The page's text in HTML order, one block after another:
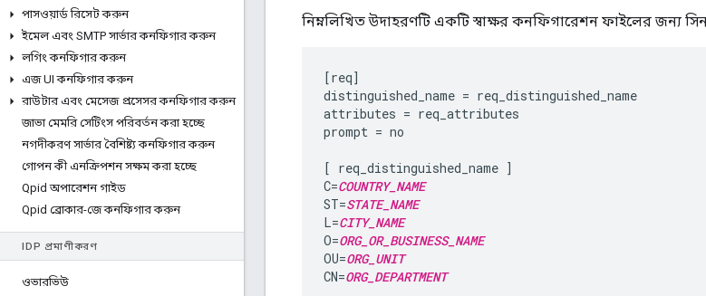
পাসওয়ার্ড রিসেট করুন
ইমেল এবং SMTP সার্ভার কনফিগার করুন
লগিং কনফিগার করুন
এজ UI কনফিগার করুন
রাউটার এবং মেসেজ প্রসেসর কনফিগার করুন
জাভা মেমরি সেটিংস পরিবর্তন করা হচ্ছে
নগদীকরণ সার্ভার বৈশিষ্ট্য কনফিগার করুন
গোপন কী এনক্রিপশন সক্ষম করা হচ্ছে
Qpid অপারেশন গাইড
Qpid ব্রোকার-জে কনফিগার করুন
IDP প্রমাণীকরণ
ওভারভিউ
নিম্নলিখিত উদাহরণটি একটি স্বাক্ষর কনফিগারেশন ফাইলের জন্য
[req]
distinguished_name = req_distinguished_name
attributes = req_attributes
prompt = no
[ req_distinguished_name ]
C=COUNTRY_NAME
ST=STATE_NAME
L=CITY_NAME
O=ORG_OR_BUSINESS_NAME
OU=ORG_UNIT
CN=ORG_DEPARTMENT